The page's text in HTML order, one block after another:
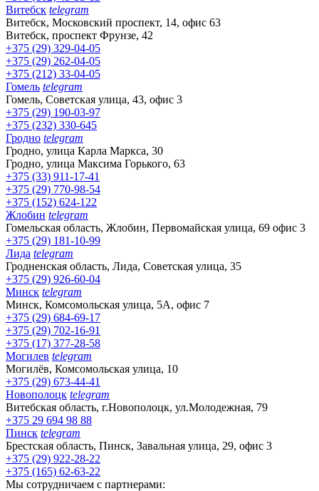
Витебск telegram
Витебск, Московский проспект, 14, офис 63
Витебск, проспект Фрунзе, 42
+375 (29) 329-04-05
+375 (29) 262-04-05
+375 (212) 33-04-05
Гомель telegram
Гомель, Советская улица, 43, офис 3
+375 (29) 190-03-97
+375 (232) 330-645
Гродно telegram
Гродно, улица Карла Маркса, 30
Гродно, улица Максима Горького, 63
+375 (33) 911-17-41
+375 (29) 770-98-54
+375 (152) 624-122
Жлобин telegram
Гомельская область, Жлобин, Первомайская улица, 69 офис 3
+375 (29) 181-10-99
Лида telegram
Гродненская область, Лида, Советская улица, 35
+375 (29) 926-60-04
Минск telegram
Минск, Комсомольская улица, 5А, офис 7
+375 (29) 684-69-17
+375 (29) 702-16-91
+375 (17) 377-28-58
Могилев telegram
Могилёв, Комсомольская улица, 10
+375 (29) 673-44-41
Новополоцк telegram
Витебская область, г.Новополоцк, ул.Молодежная, 79
+375 29 694 98 88
Пинск telegram
Брестская область, Пинск, Завальная улица, 29, офис 3
+375 (29) 922-28-22
+375 (165) 62-63-22
Мы сотрудничаем с партнерами: